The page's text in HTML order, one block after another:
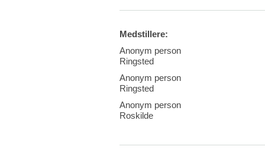
Medstillere:
Anonym person
Ringsted
Anonym person
Ringsted
Anonym person
Roskilde